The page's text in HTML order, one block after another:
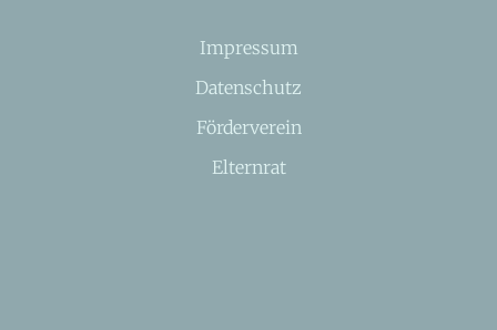
Impressum
Datenschutz
Förderverein
Elternrat